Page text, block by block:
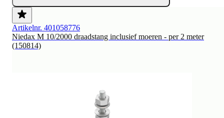
Artikelnr. 401058776
Niedax M 10/2000 draadstang inclusief moeren - per 2 meter
(150814)